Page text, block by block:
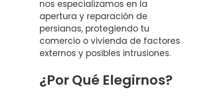
nos especializamos en la
apertura y reparación de
persianas, protegiendo tu
comercio o vivienda de factores
externos y posibles intrusiones.
¿Por Qué Elegirnos?